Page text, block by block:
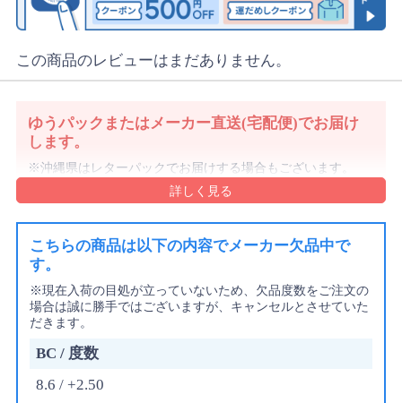
この商品のレビューはまだありません。
ゆうパックまたはメーカー直送(宅配便)でお届け
します。
沖縄県はレターパックでお届けする場合もございます。
詳細・ご注意事項はご利用ガイドをご確認ください。
こちらの商品は以下の内容でメーカー欠品中で
す。
※現在入荷の目処が立っていないため、欠品度数をご注文の
場合は誠に勝手ではございますが、キャンセルとさせていた
だきます。
BC / 度数
8.6 / +2.50